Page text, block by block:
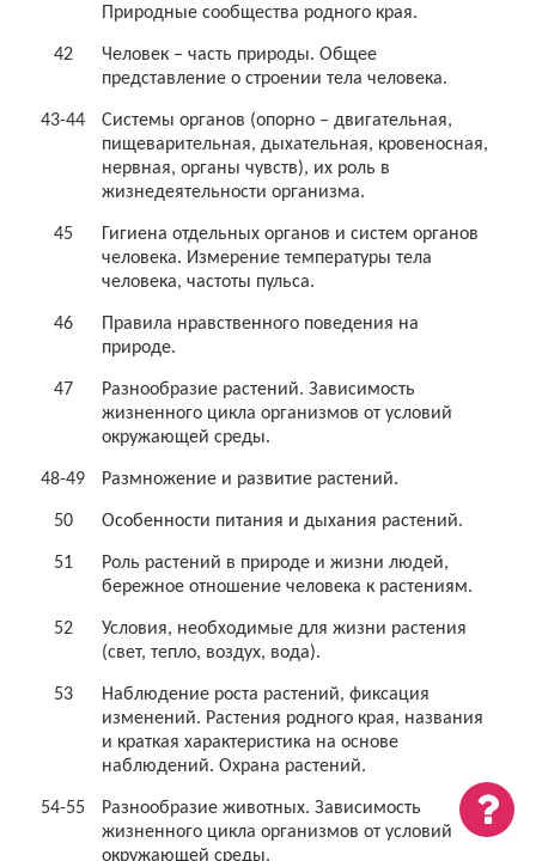
Природные сообщества родного края.
42
Человек – часть природы. Общее
представление о строении тела человека.
43-44
Системы органов (опорно – двигательная,
пищеварительная, дыхательная, кровеносная,
нервная, органы чувств), их роль в
жизнедеятельности организма.
45
Гигиена отдельных органов и систем органов
человека. Измерение температуры тела
человека, частоты пульса.
46
Правила нравственного поведения на
природе.
47
Разнообразие растений. Зависимость
жизненного цикла организмов от условий
окружающей среды.
48-49 Размножение и развитие растений.
50 Особенности питания и дыхания растений.
51
Роль растений в природе и жизни людей,
бережное отношение человека к растениям.
52
Условия, необходимые для жизни растения
(свет, тепло, воздух, вода).
53
Наблюдение роста растений, фиксация
изменений. Растения родного края, названия
и краткая характеристика на основе
наблюдений. Охрана растений.
54-55
Разнообразие животных. Зависимость
жизненного цикла организмов от условий
окружающей среды.